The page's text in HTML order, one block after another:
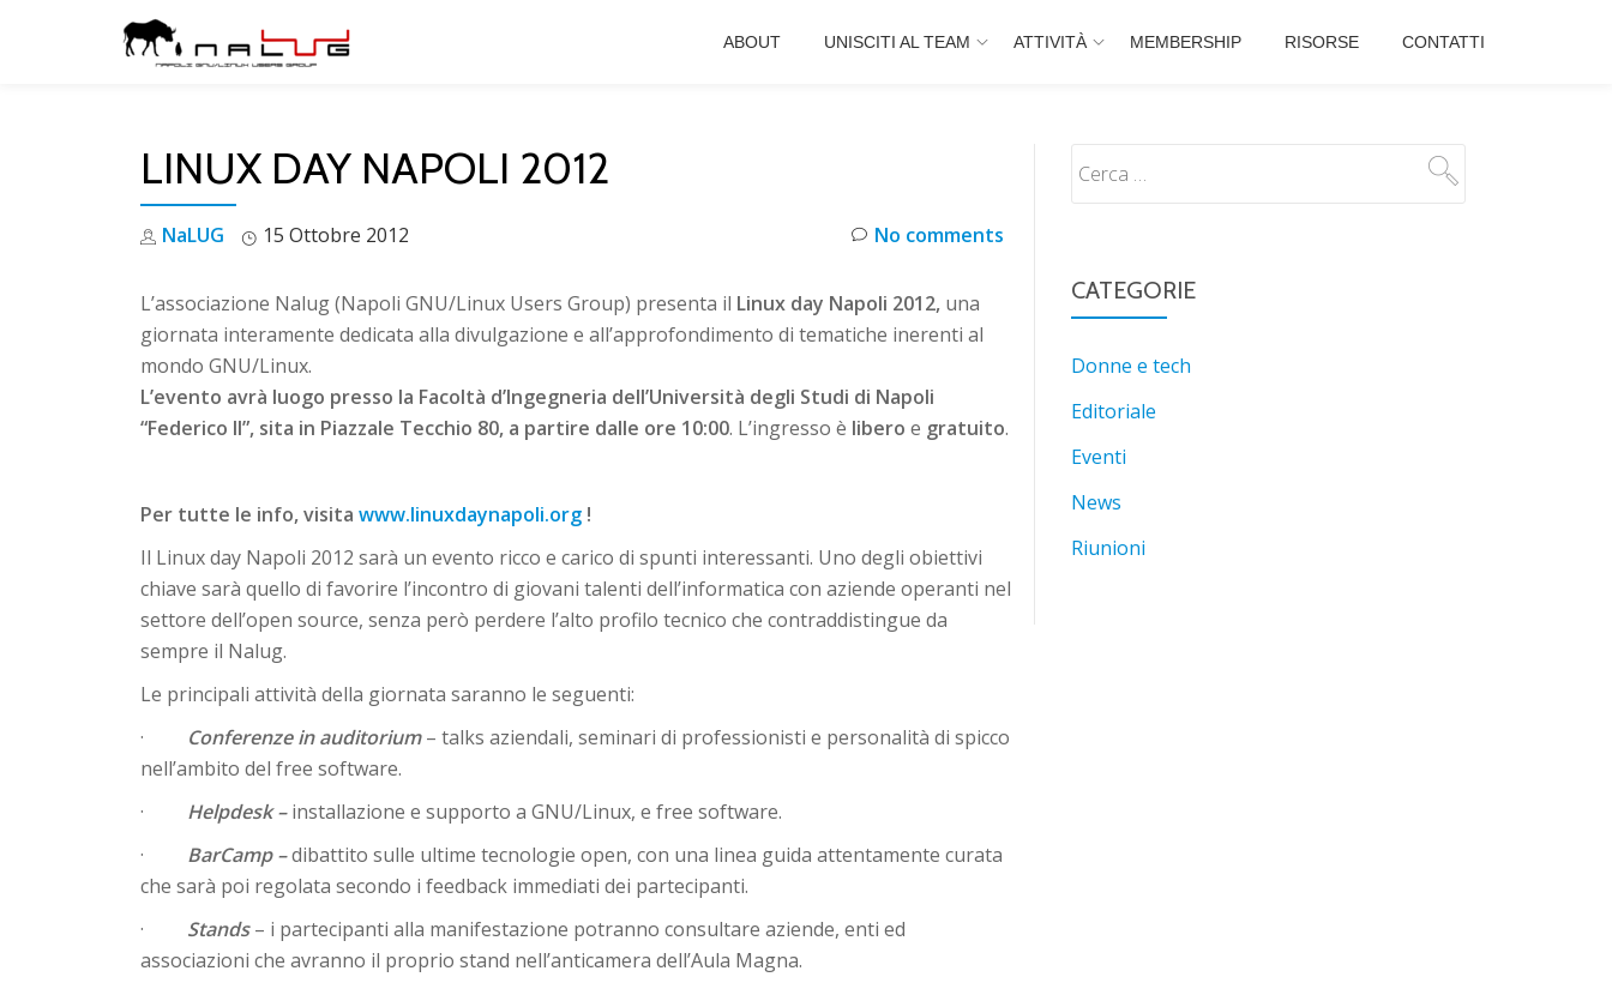
ABOUT UNISCITI AL TEAM ATTIVITÀ MEMBERSHIP RISORSE CONTATTI
LINUX DAY NAPOLI 2012
NaLUG 15 Ottobre 2012 No comments
L’associazione Nalug (Napoli GNU/Linux Users Group) presenta il Linux day Napoli 2012, una
giornata interamente dedicata alla divulgazione e all’approfondimento di tematiche inerenti al
mondo GNU/Linux.
L’evento avrà luogo presso la Facoltà d’Ingegneria dell’Università degli Studi di Napoli
“Federico II”, sita in Piazzale Tecchio 80, a partire dalle ore 10:00. L’ingresso è libero e gratuito.
Per tutte le info, visita www.linuxdaynapoli.org !
Il Linux day Napoli 2012 sarà un evento ricco e carico di spunti interessanti. Uno degli obiettivi
chiave sarà quello di favorire l’incontro di giovani talenti dell’informatica con aziende operanti nel
settore dell’open source, senza però perdere l’alto profilo tecnico che contraddistingue da
sempre il Nalug.
Le principali attività della giornata saranno le seguenti:
· Conferenze in auditorium– talks aziendali, seminari di professionisti e personalità di spicco
nell’ambito del free software.
· Helpdesk –installazione e supporto a GNU/Linux, e free software.
· BarCamp –dibattito sulle ultime tecnologie open, con una linea guida attentamente curata
che sarà poi regolata secondo i feedback immediati dei partecipanti.
· Stands– i partecipanti alla manifestazione potranno consultare aziende, enti ed
associazioni che avranno il proprio stand nell’anticamera dell’Aula Magna.
CATEGORIE
Donne e tech
Editoriale
Eventi
News
Riunioni